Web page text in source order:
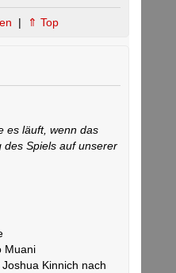
| ⇑ Top
es läuft, wenn das
des Spiels auf unserer
Muani
Kinnich nach